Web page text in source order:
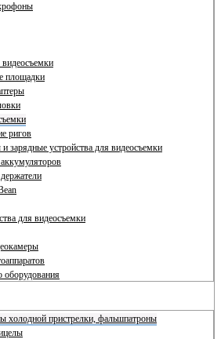
площадки
ригов
зарядные устройства для видеосъемки
для видеосъемки
оборудования
холодной пристрелки, фальшпатроны